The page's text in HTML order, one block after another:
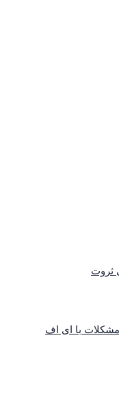
ثروت
با ای اف